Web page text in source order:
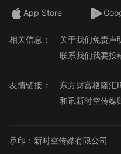
App Store
相关信息： 关于我们免责声
联系我们我要投
友情链接： 东方财富格隆汇
和讯新时空传媒
承印：新时空传媒有限公司